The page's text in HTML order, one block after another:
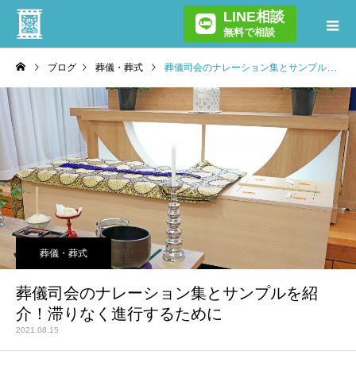
LINE相談
無料で相談
ブログ 葬儀・葬式 葬儀司会のナレーション集とサンプルを紹介！滞りなく進行するために
葬儀・葬式
葬儀司会のナレーション集とサンプルを紹
介！滞りなく進行するために
2021.08.15